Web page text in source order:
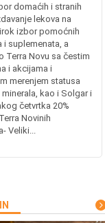
domaćih i stranih
lekova na
izbor pomoćnih
i suplemenata, a
Terra Novu sa čestim
i akcijama i
merenjem statusa
minerala, kao i Solgar i
četvrtka 20%
Novinih
Veliki...